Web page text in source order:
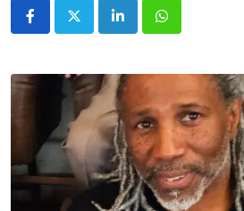
LinkedInWhatsapp